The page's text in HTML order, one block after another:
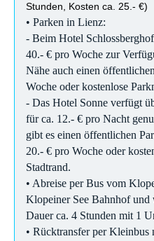
Stunden, Kosten ca. 25.- €)
• Parken in Lienz:
- Beim Hotel
40.- € pro Woche zur
Nähe auch einen
Woche oder kostenlose
- Das Hotel Sonne verfügt
für ca. 12.- € pro Nacht
gibt es einen öffentlichen
20.- € pro Woche oder
Stadtrand.
• Abreise per Bus vom
Klopeiner See Bahnhof
Dauer ca. 4 Stunden mit 1
• Rücktransfer per Kleinbus